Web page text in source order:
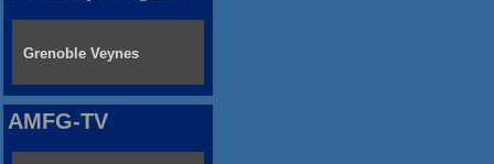
Grenoble Veynes
AMFG-TV